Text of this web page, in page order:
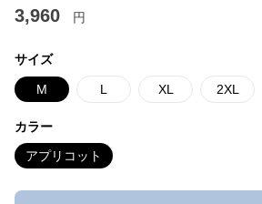
3,960 円
サイズ
M L XL 2XL
カラー
アプリコット